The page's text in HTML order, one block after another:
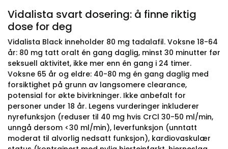
Vidalista svart dosering: å finne riktig
dose for deg
Vidalista Black inneholder 80 mg tadalafil. Voksne 18-64
år: 80 mg tatt oralt én gang daglig, minst 30 minutter før
seksuell aktivitet, ikke mer enn én gang i 24 timer.
Voksne 65 år og eldre: 40-80 mg én gang daglig med
forsiktighet på grunn av langsomere clearance,
potensial for økte bivirkninger. Ikke anbefalt for
personer under 18 år. Legens vurderinger inkluderer
nyrefunksjon (reduser til 40 mg hvis CrCl 30-50 ml/min,
unngå dersom <30 ml/min), leverfunksjon (unntatt
moderat til alvorlig nedsatt funksjon), kardiovaskulær